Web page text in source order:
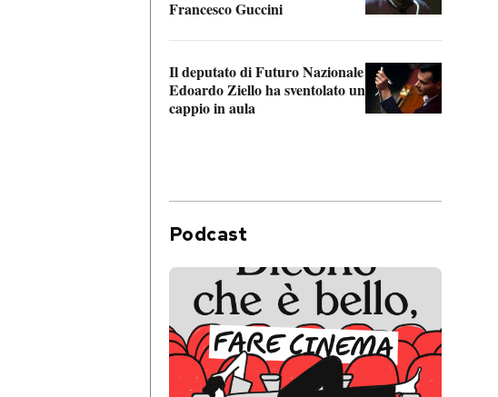
Francesco Guccini
Il deputato di Futuro Nazionale
Edoardo Ziello ha sventolato un
cappio in aula
Podcast